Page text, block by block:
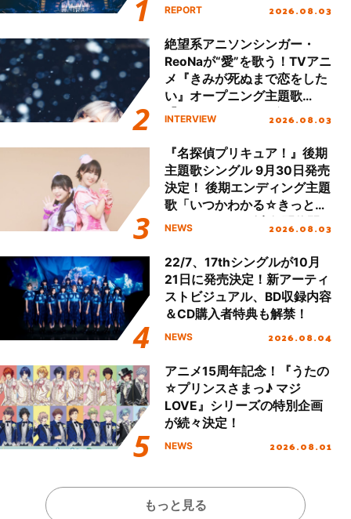
Final「NICE to meet YOU
ート!!
REPORT 2026.08.03
絶望系アニソンシンガー・
ReoNaが“愛”を歌う！TVアニ
メ『きみが死ぬまで恋をした
い』オープニング主題歌
「Amore」インタビュー
INTERVIEW 2026.08.03
『名探偵プリキュア！』後期
主題歌シングル 9月30日発売
決定！ 後期エンディング主題
歌「いつかわかる☆きっとあ
える」TVサイズ先行配信開
NEWS 2026.08.03
22/7、17thシングルが10月
21日に発売決定！新アーティ
ストビジュアル、BD収録内容
＆CD購入者特典も解禁！
NEWS 2026.08.04
アニメ15周年記念！『うたの
☆プリンスさまっ♪ マジ
LOVE』シリーズの特別企画
が続々決定！
NEWS 2026.08.01
もっと見る